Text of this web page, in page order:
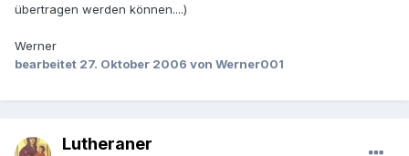
übertragen werden können....)
Werner
bearbeitet 27. Oktober 2006 von Werner001
Lutheraner